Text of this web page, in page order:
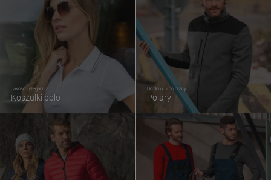
Jakość i elegancja
Koszulki polo
Do domu i do pracy
Polary